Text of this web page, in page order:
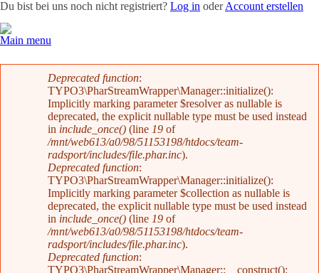
Du bist bei uns noch nicht registriert? Log in oderAccount erstellen
Main menu
Fehlermeldung
Deprecated function:
TYPO3\PharStreamWrapper\Manager::initialize():
Implicitly marking parameter $resolver as nullable is
deprecated, the explicit nullable type must be used instead
in include_once() (line 19 of
/mnt/web613/a0/98/51153198/htdocs/team-
radsport/includes/file.phar.inc).
Deprecated function:
TYPO3\PharStreamWrapper\Manager::initialize():
Implicitly marking parameter $collection as nullable is
deprecated, the explicit nullable type must be used instead
in include_once() (line 19 of
/mnt/web613/a0/98/51153198/htdocs/team-
radsport/includes/file.phar.inc).
Deprecated function:
TYPO3\PharStreamWrapper\Manager::__construct():